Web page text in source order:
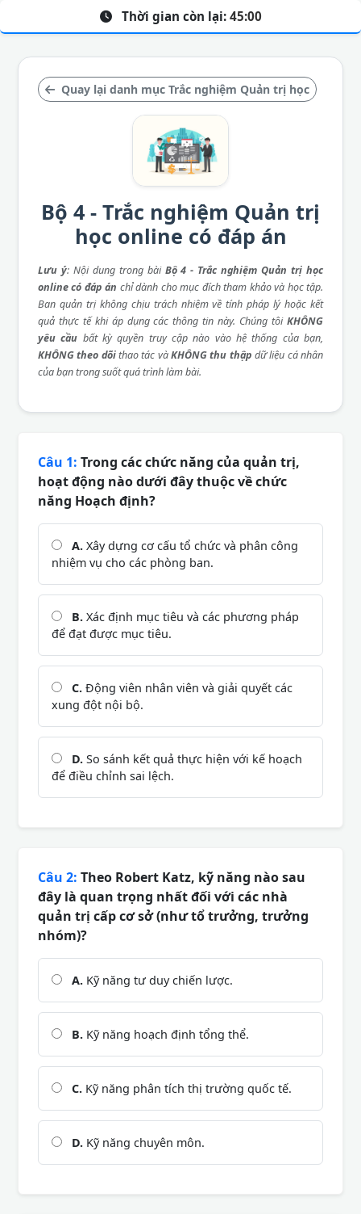
Quay lại danh mục Trắc nghiệm Quản trị học
Bộ 4 - Trắc nghiệm Quản trị
học online có đáp án
Lưu ý: Nội dung trong bài Bộ 4 - Trắc nghiệm Quản trị học
online có đáp án chỉ dành cho mục đích tham khảo và học tập.
Ban quản trị không chịu trách nhiệm về tính pháp lý hoặc kết
quả thực tế khi áp dụng các thông tin này. Chúng tôi KHÔNG
yêu cầu bất kỳ quyền truy cập nào vào hệ thống của bạn,
KHÔNG theo dõithao tác vàKHÔNG thu thập dữ liệu cá nhân
của bạn trong suốt quá trình làm bài.
Thời gian còn lại: 45:00
Câu 1: Trong các chức năng của quản trị,
hoạt động nào dưới đây thuộc về chức
năng Hoạch định?
A. Xây dựng cơ cấu tổ chức và phân công
nhiệm vụ cho các phòng ban.
B. Xác định mục tiêu và các phương pháp
để đạt được mục tiêu.
C. Động viên nhân viên và giải quyết các
xung đột nội bộ.
D. So sánh kết quả thực hiện với kế hoạch
để điều chỉnh sai lệch.
Câu 2: Theo Robert Katz, kỹ năng nào sau
đây là quan trọng nhất đối với các nhà
quản trị cấp cơ sở (như tổ trưởng, trưởng
nhóm)?
A. Kỹ năng tư duy chiến lược.
B. Kỹ năng hoạch định tổng thể.
C. Kỹ năng phân tích thị trường quốc tế.
D. Kỹ năng chuyên môn.